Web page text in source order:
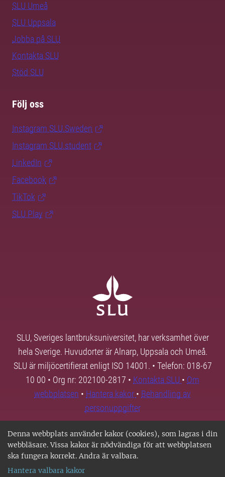
Denna webbplats använder kakor (cookies), som lagras i din
webbläsare. Vissa kakor är nödvändiga för att webbplatsen
ska fungera korrekt. Andra är valbara.
Hantera valbara kakor
SLU Umeå
SLU Uppsala
Jobba på SLU
Kontakta SLU
Stöd SLU
Följ oss
Instagram SLU.Sweden
Instagram SLU.student
LinkedIn
Facebook
TikTok
SLU Play
SLU, Sveriges lantbruksuniversitet, har verksamhet över
hela Sverige. Huvudorter är Alnarp, Uppsala och Umeå.
SLU är miljöcertifierat enligt ISO 14001. • Telefon: 018-67
10 00 • Org nr: 202100-2817 • Kontakta SLU • Om
webbplatsen • Hantera kakor • Behandling av
personuppgifter